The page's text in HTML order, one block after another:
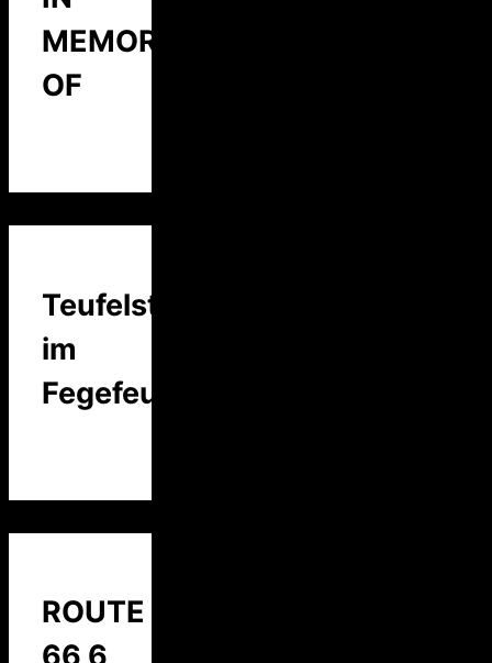
MEMORY
OF
Teufelstalk
im
Fegefeuer
ROUTE